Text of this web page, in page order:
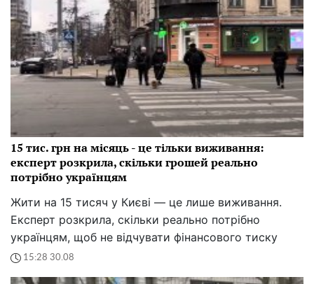
15 тис. грн на місяць - це тільки виживання:
експерт розкрила, скільки грошей реально
потрібно українцям
Жити на 15 тисяч у Києві — це лише виживання.
Експерт розкрила, скільки реально потрібно
українцям, щоб не відчувати фінансового тиску
15:28 30.08